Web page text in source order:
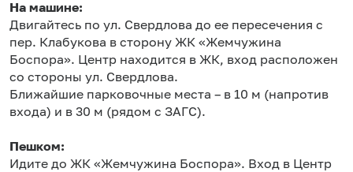
На машине:
Двигайтесь по ул. Свердлова до ее пересечения с
пер. Клабукова в сторону ЖК «Жемчужина
Боспора». Центр находится в ЖК, вход расположен
со стороны ул. Свердлова.
Ближайшие парковочные места – в 10 м (напротив
входа) и в 30 м (рядом с ЗАГС).
Пешком:
Идите до ЖК «Жемчужина Боспора». Вход в Центр